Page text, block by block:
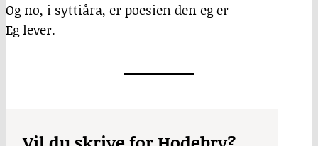
Og no, i syttiåra, er poesien den eg er
Eg lever.